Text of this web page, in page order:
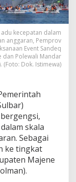
kecepatan dalam
anggaran, Pemprov
Event Sandeq
dan Polewali Mandar
(Foto: Dok. Istimewa)
skala
Sebagai
ke tingkat
Majene